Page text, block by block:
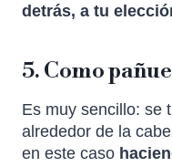
detrás, a tu
5. Como
Es muy sencillo: se
alrededor de la
en este caso